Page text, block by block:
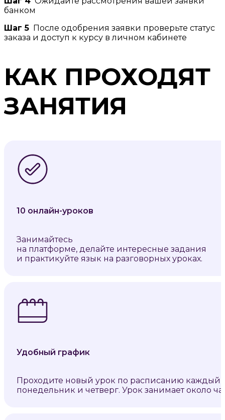
банком
Шаг 5 После одобрения заявки проверьте статус
заказа и доступ к курсу в личном кабинете
КАК ПРОХОДЯТ
ЗАНЯТИЯ
10 онлайн-уроков
Занимайтесь
на платформе, делайте интересные задания
и практикуйте язык на разговорных уроках.
Удобный график
Проходите новый урок по расписанию каждый
понедельник и четверг. Урок занимает около